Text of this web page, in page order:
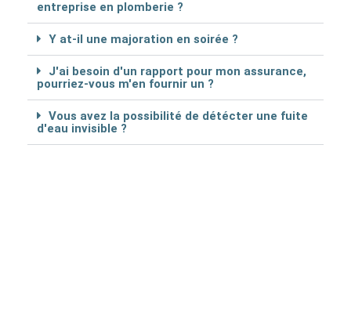
entreprise en plomberie ?
Y at-il une majoration en soirée ?
J'ai besoin d'un rapport pour mon assurance,
pourriez-vous m'en fournir un ?
Vous avez la possibilité de détécter une fuite
d'eau invisible ?